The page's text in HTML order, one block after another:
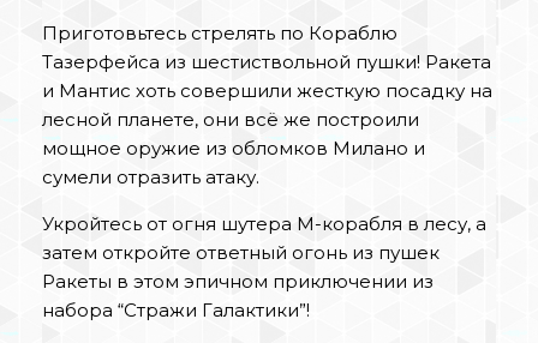
Приготовьтесь стрелять по Кораблю
Тазерфейса из шестиствольной пушки! Ракета
и Мантис хоть совершили жесткую посадку на
лесной планете, они всё же построили
мощное оружие из обломков Милано и
сумели отразить атаку.
Укройтесь от огня шутера M-корабля в лесу, а
затем откройте ответный огонь из пушек
Ракеты в этом эпичном приключении из
набора “Стражи Галактики”!